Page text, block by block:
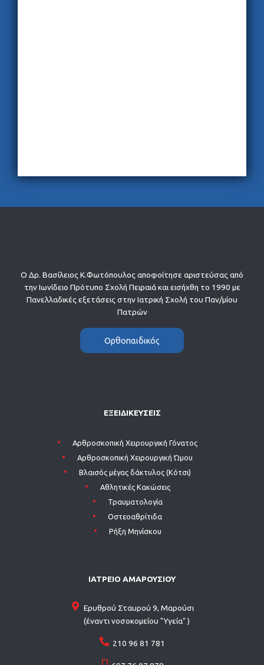
Ο Δρ. Βασίλειος Κ.Φωτόπουλος αποφοίτησε αριστεύσας από
την Ιωνίδειο Πρότυπο Σχολή Πειραιά και εισήχθη το 1990 με
Πανελλαδικές εξετάσεις στην Ιατρική Σχολή του Παν/μίου
Πατρών
Ορθοπαιδικός
ΕΞΕΙΔΙΚΕΥΣΕΙΣ
Aρθροσκοπική Χειρουργική Γόνατος
Aρθροσκοπική Χειρουργική Ώμου
Βλαισός μέγας δάκτυλος (Κότσι)
Αθλητικές Κακώσεις
Τραυματολογία
Οστεοαθρίτιδα
Ρήξη Μηνίσκου
ΙΑΤΡΕΙΟ ΑΜΑΡΟΥΣΙΟΥ
Ερυθρού Σταυρού 9, Μαρούσι
(έναντι νοσοκομείου "Υγεία" )
210 96 81 781